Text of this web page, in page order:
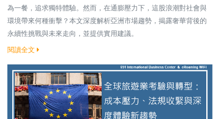
為一餐，追求獨特體驗。然而，在通膨壓力下，這股浪潮對社會與
環境帶來何種衝擊？本文深度解析亞洲市場趨勢，揭露奢華背後的
永續性挑戰與未來走向，並提供實用建議。
閱讀全文